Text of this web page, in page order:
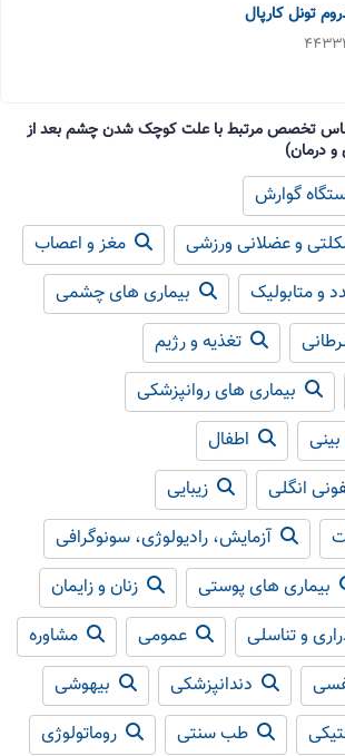
تونل کارپال
تخصص مرتبط با علت کوچک شدن چشم بعد از
و درمان)
گوارش
و عضلانی ورزشی
مغز و اعصاب
و متابولیک
بیماری های چشمی
تغذیه و رژیم
بیماری های روانپزشکی
اطفال
انگلی
زیبایی
آزمایش، رادیولوژی، سونوگرافی
بیماری های پوستی
زنان و زایمان
و تناسلی
عمومی
مشاوره
دندانپزشکی
بیهوشی
طب سنتی
روماتولوژی